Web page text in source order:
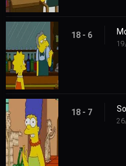
18 - 6
18 - 7